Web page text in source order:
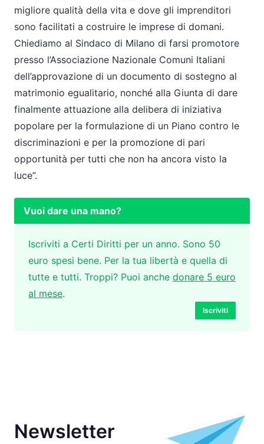
migliore qualità della vita e dove gli imprenditori
sono facilitati a costruire le imprese di domani.
Chiediamo al Sindaco di Milano di farsi promotore
presso l’Associazione Nazionale Comuni Italiani
dell’approvazione di un documento di sostegno al
matrimonio egualitario, nonché alla Giunta di dare
finalmente attuazione alla delibera di iniziativa
popolare per la formulazione di un Piano contro le
discriminazioni e per la promozione di pari
opportunità per tutti che non ha ancora visto la
luce”.
Vuoi dare una mano?
Iscriviti a Certi Diritti per un anno. Sono 50
euro spesi bene. Per la tua libertà e quella di
tutte e tutti. Troppi? Puoi anche donare 5 euro
al mese.
Iscriviti
Newsletter